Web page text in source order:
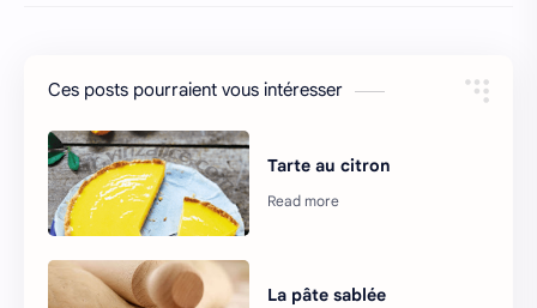
Ces posts pourraient vous intéresser
Tarte au citron
La pâte sablée